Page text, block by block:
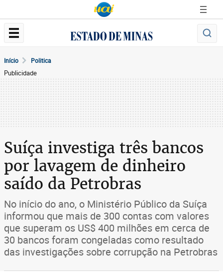
Início Politica
Publicidade
Suíça investiga três bancos
por lavagem de dinheiro
saído da Petrobras
No início do ano, o Ministério Público da Suíça
informou que mais de 300 contas com valores
que superam os US$ 400 milhões em cerca de
30 bancos foram congeladas como resultado
das investigações sobre corrupção na Petrobras